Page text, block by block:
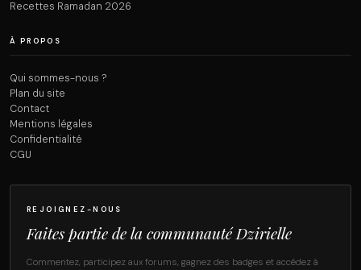
Recettes Ramadan 2026
À PROPOS
Qui sommes-nous ?
Plan du site
Contact
Mentions légales
Confidentialité
CGU
REJOIGNEZ-NOUS
Faites partie de la communauté Dzirielle
Commentez, participez aux forums, gagnez des badges et accédez à